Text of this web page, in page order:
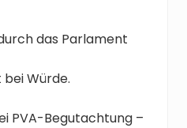
das Parlament
Würde.
PVA-Begutachtung –